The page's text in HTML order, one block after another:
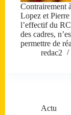
Contrairement
Lopez et
l’effectif du
des cadres,
permettre de
redac2
Actu